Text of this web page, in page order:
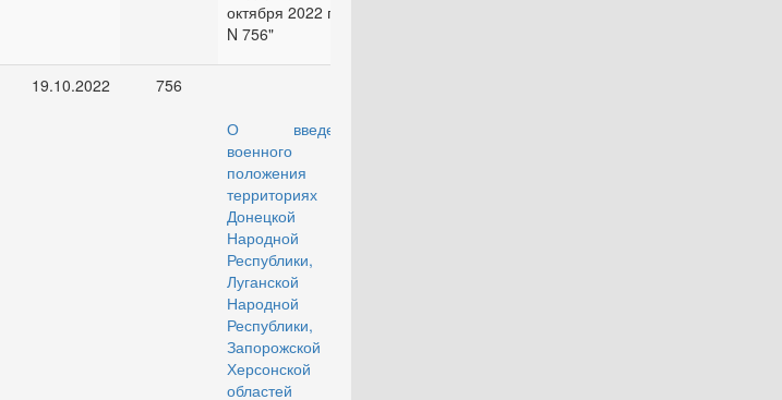
октября 2022 г.
N 756"
19.10.2022
756
О введении
военного
положения на
территориях
Донецкой
Народной
Республики,
Луганской
Народной
Республики,
Запорожской и
Херсонской
областей